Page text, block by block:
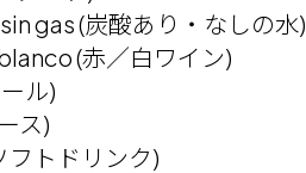
gas (炭酸あり・なしの水)
(赤／白ワイン)
ル)
ス)
フトドリンク)